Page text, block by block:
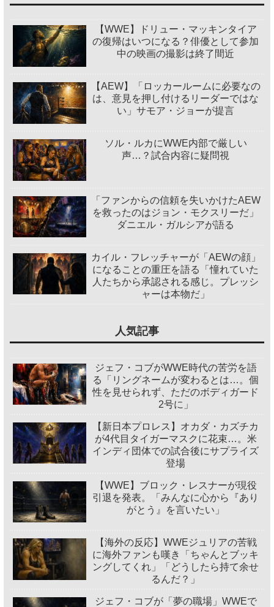
【WWE】ドリュー・マッキンタイア
の復帰はいつになる？俳優として参加
中の映画の撮影は終了間近
【AEW】「ロッカールームに必要なの
は、意見を押し付けるリーダーではな
い」サモア・ジョーが提言
ソル・ルカにWWE内部で厳しい
声…？試合内容に疑問視
「ファンからの信頼を失いかけたAEW
を救ったのはジョン・モクスリーだ」
ダニエル・ガルシアが語る
カイル・フレッチャーが「AEWの顔」
になることの重圧を語る「憧れていた
人たちから承認される感じ。プレッシ
ャーは本物だ」
人気記事
ジェフ・コブがWWE時代の苦労を語
る「リングネームが変わるとは…。個
性を見せられず、ただのボディガード
2号に」
【新日本プロレス】オカダ・カズチカ
が4代目タイガーマスクに花束…。米
インディ団体での試合後にサプライズ
登場
【WWE】ブロック・レスナーが現役
引退を発表。「みんなに心から『あり
がとう』を言いたい」
【海外の反応】WWEジュリアの苦戦
に海外ファンも嘆き「ちゃんとブッキ
ングしてくれ」「どうしたら持て余せ
るんだ？」
ジェフ・コブが「夢の職場」WWEで